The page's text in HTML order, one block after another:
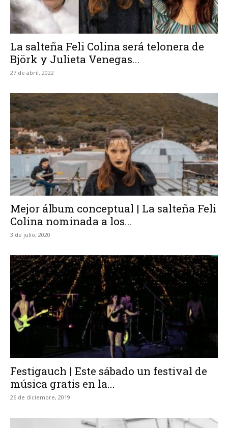
La salteña Feli Colina será telonera de
Björk y Julieta Venegas...
27 de abril, 2022
Mejor álbum conceptual | La salteña Feli
Colina nominada a los...
3 de julio, 2020
Festigauch | Este sábado un festival de
música gratis en la...
26 de diciembre, 2019